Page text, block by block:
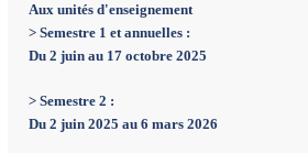
Aux unités d'enseignement
> Semestre 1 et annuelles :
Du 2 juin au 17 octobre 2025
> Semestre 2 :
Du 2 juin 2025 au 6 mars 2026